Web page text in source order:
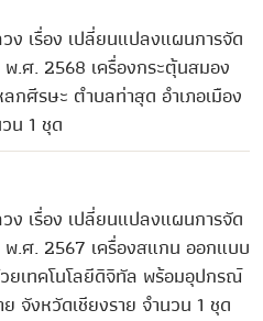
ง เรื่อง เปลี่ยนแปลงแผนการจัด
.ศ. 2568 เครื่องกระตุ้นสมอง
กศีรษะ ตำบลท่าสุด อำเภอเมือง
น 1 ชุด
ง เรื่อง เปลี่ยนแปลงแผนการจัด
.ศ. 2567 เครื่องสแกน ออกแบบ
ยเทคโนโลยีดิจิทัล พร้อมอุปกรณ์
จังหวัดเชียงราย จำนวน 1 ชุด